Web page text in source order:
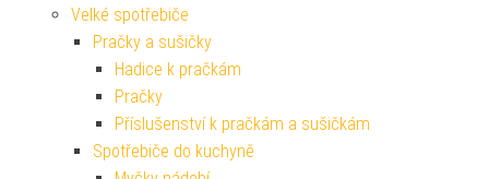
Velké spotřebiče
Pračky a sušičky
Hadice k pračkám
Pračky
Příslušenství k pračkám a sušičkám
Spotřebiče do kuchyně